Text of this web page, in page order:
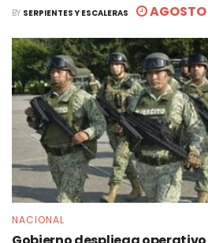
BY SERPIENTES Y ESCALERAS
NACIONAL